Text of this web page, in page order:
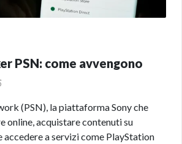
PSN: come avvengono
(PSN), la piattaforma Sony che
online, acquistare contenuti su
accedere a servizi come PlayStation